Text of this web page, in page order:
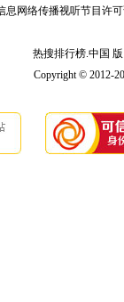
息网络传播视听节目许
热搜排行榜.中国
Copyright © 2012-